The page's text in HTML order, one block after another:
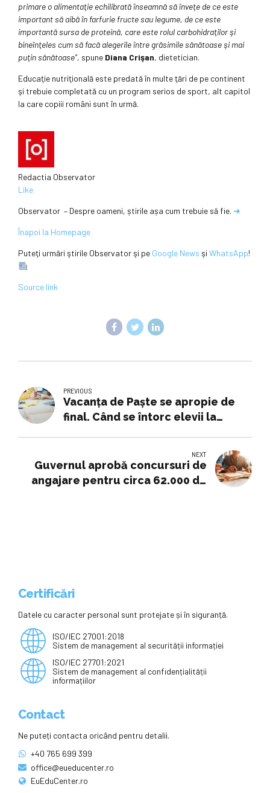
primare o alimentaţie echilibrată înseamnă să înveţe de ce este
important să aibă în farfurie fructe sau legume, de ce este
importantă sursa de proteină, care este rolul carbohidraţilor şi
bineînţeles cum să facă alegerile între grăsimile sănătoase şi mai
puţin sănătoase”, spune Diana Crişan, dietetician.
Educaţie nutriţională este predată în multe ţări de pe continent
şi trebuie completată cu un program serios de sport, alt capitol
la care copiii români sunt în urmă.
Redactia Observator
Like
Observator – Despre oameni, știrile așa cum trebuie să fie. ➜
Înapoi la Homepage
Puteţi urmări ştirile Observator şi pe Google News şi WhatsApp!
Source link
PREVIOUS
Vacanța de Paște se apropie de
final. Când se întorc elevii la
NEXT
Guvernul aprobă concursuri de
angajare pentru circa 62.000 de
Certificări
Datele cu caracter personal sunt protejate și în siguranță.
ISO/IEC 27001:2018
Sistem de management al securității informației
ISO/IEC 27701:2021
Sistem de management al confidențialității
informațiilor
Contact
Ne puteți contacta oricând pentru detalii.
+40 765 699 399
office@eueducenter.ro
EuEduCenter.ro